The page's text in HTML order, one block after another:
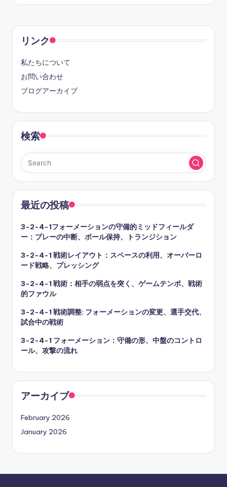
リンク
私たちについて
お問い合わせ
ブログアーカイブ
検索
最近の投稿
3-2-4-1フォーメーションの守備的ミッドフィールダ
ー：プレーの中断、ボール保持、トランジション
3-2-4-1 戦術レイアウト：スペースの利用、オーバーロ
ード戦略、プレッシング
3-2-4-1 戦術：相手の弱点を突く、ゲームテンポ、戦術
的ファウル
3-2-4-1 戦術調整: フォーメーションの変更、選手交代、
試合中の戦術
3-2-4-1 フォーメーション：守備の形、中盤のコントロ
ール、攻撃の流れ
アーカイブ
February 2026
January 2026